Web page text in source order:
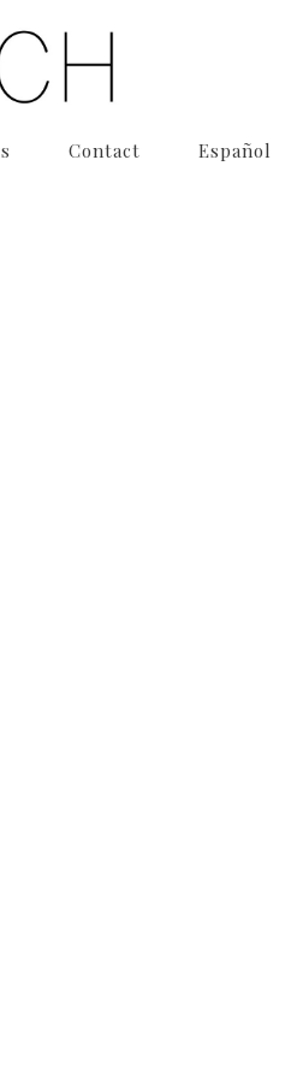
Contact Español